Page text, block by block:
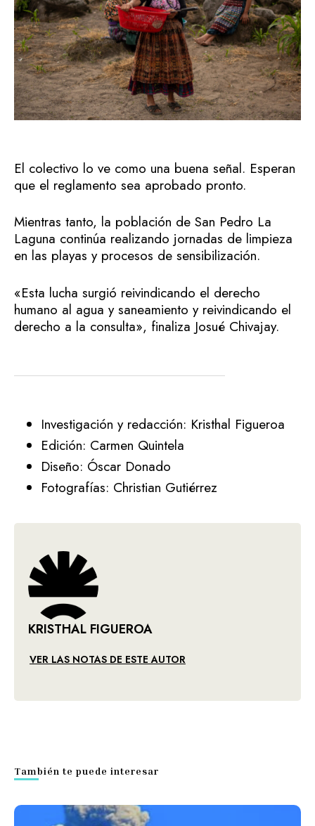
El colectivo lo ve como una buena señal. Esperan
que el reglamento sea aprobado pronto.
Mientras tanto, la población de San Pedro La
Laguna continúa realizando jornadas de limpieza
en las playas y procesos de sensibilización.
«Esta lucha surgió reivindicando el derecho
humano al agua y saneamiento y reivindicando el
derecho a la consulta», finaliza Josué Chivajay.
Investigación y redacción: Kristhal Figueroa
Edición: Carmen Quintela
Diseño: Óscar Donado
Fotografías: Christian Gutiérrez
KRISTHAL FIGUEROA
VER LAS NOTAS DE ESTE AUTOR
También te puede interesar